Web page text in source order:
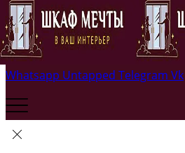
Whatsapp Untapped Telegram Vk